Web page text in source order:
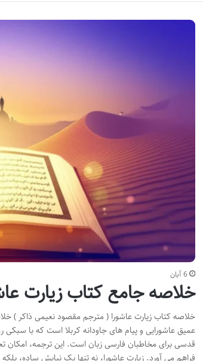
6 آبان
خلاصه جامع کتاب زیارت
خلاصه کتاب زیارت عاشورا ( مترجم مقصود نعیمی ذاکر )
عمیق عاشورایی و پیام های جاودانه کربلا است که با سبکی
قدسی برای مخاطبان فارسی زبان است. این ترجمه، امکان
فراهم می آورد. زیارت عاشورا، نه تنها یک نیایش ساده،